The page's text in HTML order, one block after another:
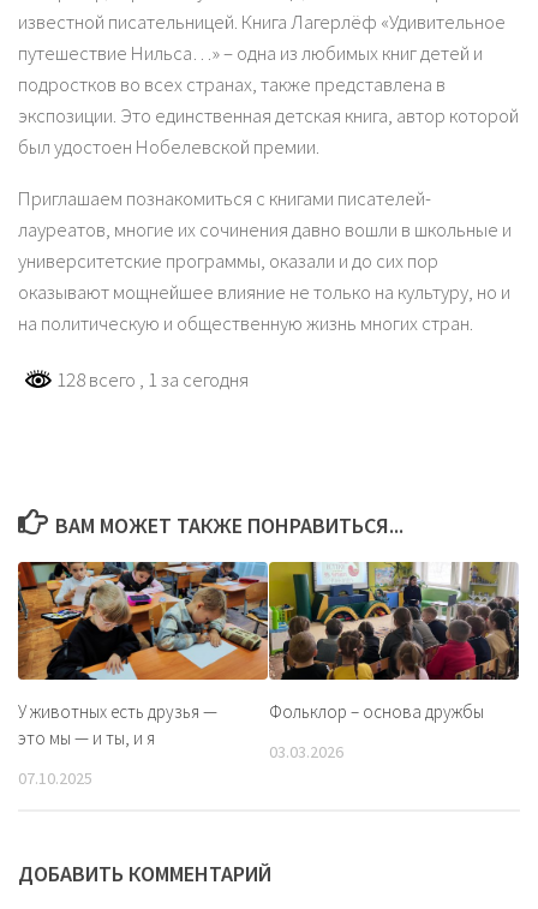
известной писательницей. Книга Лагерлёф «Удивительное
путешествие Нильса…» – одна из любимых книг детей и
подростков во всех странах, также представлена в
экспозиции. Это единственная детская книга, автор которой
был удостоен Нобелевской премии.
Приглашаем познакомиться с книгами писателей-
лауреатов, многие их сочинения давно вошли в школьные и
университетские программы, оказали и до сих пор
оказывают мощнейшее влияние не только на культуру, но и
на политическую и общественную жизнь многих стран.
128 всего , 1 за сегодня
ВАМ МОЖЕТ ТАКЖЕ ПОНРАВИТЬСЯ...
У животных есть друзья —
это мы — и ты, и я
07.10.2025
Фольклор – основа дружбы
03.03.2026
ДОБАВИТЬ КОММЕНТАРИЙ